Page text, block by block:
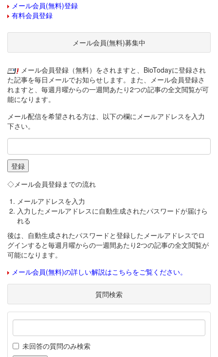
メール会員(無料)登録
有料会員登録
メール会員(無料)募集中
メール会員登録（無料）をされますと、BioTodayに登録され
た記事を毎日メールでお知らせします。また、メール会員登録さ
れますと、毎週月曜からの一週間あたり2つの記事の全文閲覧が可
能になります。
メール配信を希望される方は、以下の欄にメールアドレスを入力
下さい。
◇メール会員登録までの流れ
メールアドレスを入力
入力したメールアドレスに自動生成されたパスワードが届けら
れる
後は、自動生成されたパスワードと登録したメールアドレスでロ
グインすると毎週月曜からの一週間あたり2つの記事の全文閲覧が
可能になります。
メール会員(無料)の詳しい解説はこちらをご覧ください。
質問検索
未回答の質問のみ検索